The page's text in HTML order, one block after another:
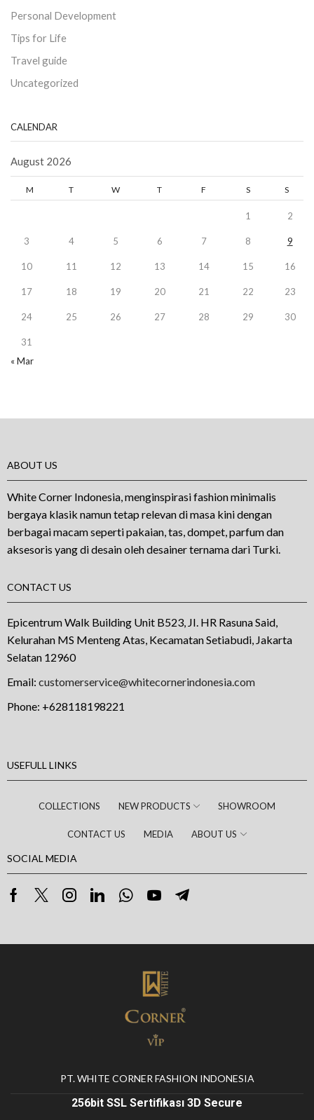
Personal Development
Tips for Life
Travel guide
Uncategorized
CALENDAR
August 2026
M T W T F S S
1 2
3 4 5 6 7 8 9
10 11 12 13 14 15 16
17 18 19 20 21 22 23
24 25 26 27 28 29 30
31
« Mar
ABOUT US
White Corner Indonesia, menginspirasi fashion minimalis
bergaya klasik namun tetap relevan di masa kini dengan
berbagai macam seperti pakaian, tas, dompet, parfum dan
aksesoris yang di desain oleh desainer ternama dari Turki.
CONTACT US
Epicentrum Walk Building Unit B523, JI. HR Rasuna Said,
Kelurahan MS Menteng Atas, Kecamatan Setiabudi, Jakarta
Selatan 12960
Email: customerservice@whitecornerindonesia.com
Phone: +628118198221
USEFULL LINKS
COLLECTIONS NEW PRODUCTS SHOWROOM
CONTACT US MEDIA ABOUT US
SOCIAL MEDIA
PT. WHITE CORNER FASHION INDONESIA
256bit SSL Sertifikası 3D Secure